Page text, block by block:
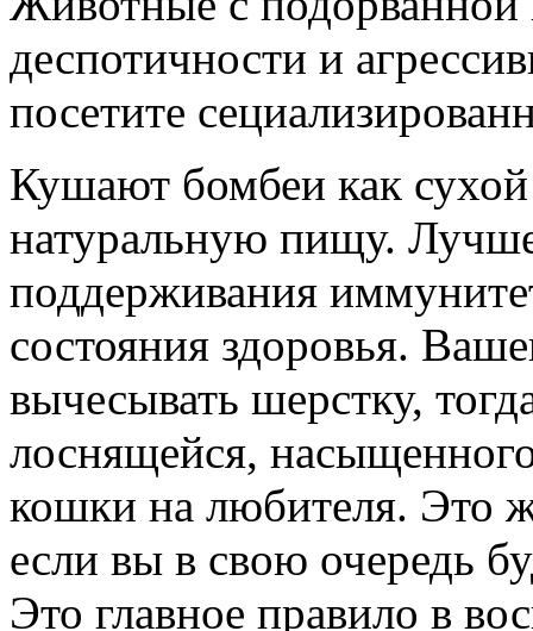
деспотичности и
посетите
Кушают бомбеи как
натуральную пищу.
поддерживания
состояния здоровья.
вычесывать шерстку,
лоснящейся,
кошки на любителя. Это
если вы в свою очередь
Это главное правило в